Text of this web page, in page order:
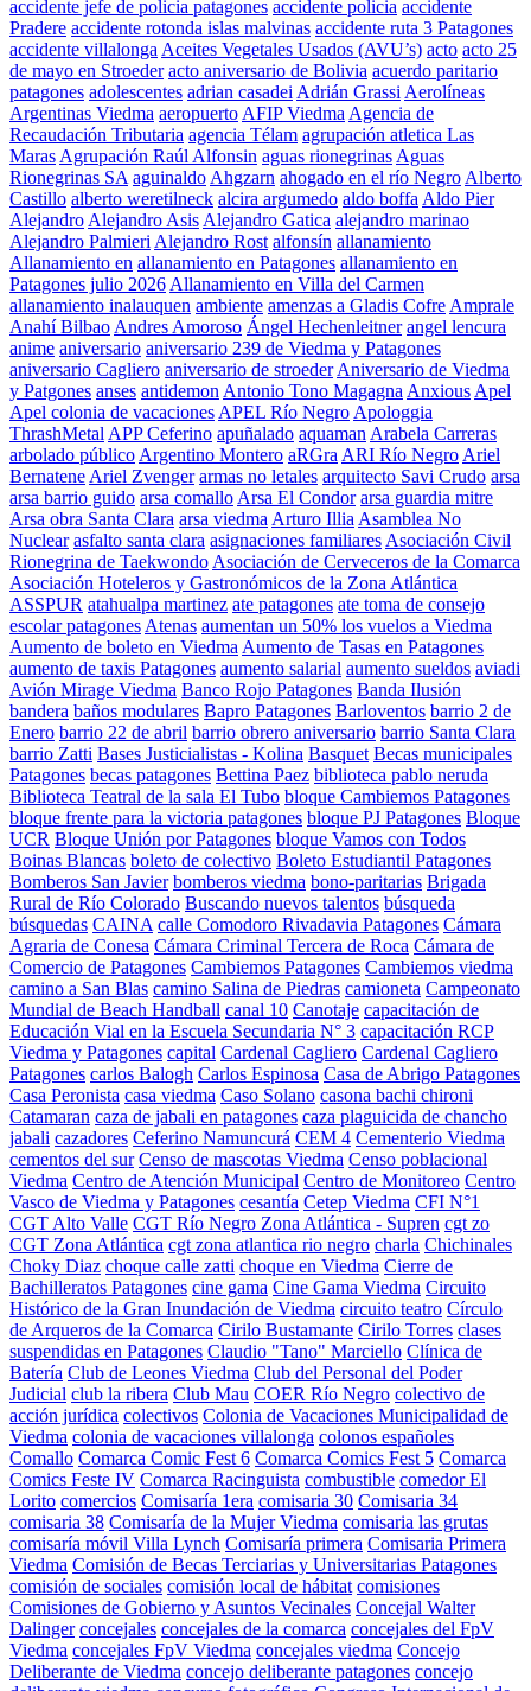
accidente jefe de policia patagones accidente policia accidente
Pradere accidente rotonda islas malvinas accidente ruta 3 Patagones
accidente villalonga Aceites Vegetales Usados (AVU’s) acto acto 25
de mayo en Stroeder acto aniversario de Bolivia acuerdo paritario
patagones adolescentes adrian casadei Adrián Grassi Aerolíneas
Argentinas Viedma aeropuerto AFIP Viedma Agencia de
Recaudación Tributaria agencia Télam agrupación atletica Las
Maras Agrupación Raúl Alfonsin aguas rionegrinas Aguas
Rionegrinas SA aguinaldo Ahgzarn ahogado en el río Negro Alberto
Castillo alberto weretilneck alcira argumedo aldo boffa Aldo Pier
Alejandro Alejandro Asis Alejandro Gatica alejandro marinao
Alejandro Palmieri Alejandro Rost alfonsín allanamiento
Allanamiento en allanamiento en Patagones allanamiento en
Patagones julio 2026 Allanamiento en Villa del Carmen
allanamiento inalauquen ambiente amenzas a Gladis Cofre Amprale
Anahí Bilbao Andres Amoroso Ángel Hechenleitner angel lencura
anime aniversario aniversario 239 de Viedma y Patagones
aniversario Cagliero aniversario de stroeder Aniversario de Viedma
y Patgones anses antidemon Antonio Tono Magagna Anxious Apel
Apel colonia de vacaciones APEL Río Negro Apologgia
ThrashMetal APP Ceferino apuñalado aquaman Arabela Carreras
arbolado público Argentino Montero aRGra ARI Río Negro Ariel
Bernatene Ariel Zvenger armas no letales arquitecto Savi Crudo arsa
arsa barrio guido arsa comallo Arsa El Condor arsa guardia mitre
Arsa obra Santa Clara arsa viedma Arturo Illia Asamblea No
Nuclear asfalto santa clara asignaciones familiares Asociación Civil
Rionegrina de Taekwondo Asociación de Cerveceros de la Comarca
Asociación Hoteleros y Gastronómicos de la Zona Atlántica
ASSPUR atahualpa martinez ate patagones ate toma de consejo
escolar patagones Atenas aumentan un 50% los vuelos a Viedma
Aumento de boleto en Viedma Aumento de Tasas en Patagones
aumento de taxis Patagones aumento salarial aumento sueldos aviadi
Avión Mirage Viedma Banco Rojo Patagones Banda Ilusión
bandera baños modulares Bapro Patagones Barloventos barrio 2 de
Enero barrio 22 de abril barrio obrero aniversario barrio Santa Clara
barrio Zatti Bases Justicialistas - Kolina Basquet Becas municipales
Patagones becas patagones Bettina Paez biblioteca pablo neruda
Biblioteca Teatral de la sala El Tubo bloque Cambiemos Patagones
bloque frente para la victoria patagones bloque PJ Patagones Bloque
UCR Bloque Unión por Patagones bloque Vamos con Todos
Boinas Blancas boleto de colectivo Boleto Estudiantil Patagones
Bomberos San Javier bomberos viedma bono-paritarias Brigada
Rural de Río Colorado Buscando nuevos talentos búsqueda
búsquedas CAINA calle Comodoro Rivadavia Patagones Cámara
Agraria de Conesa Cámara Criminal Tercera de Roca Cámara de
Comercio de Patagones Cambiemos Patagones Cambiemos viedma
camino a San Blas camino Salina de Piedras camioneta Campeonato
Mundial de Beach Handball canal 10 Canotaje capacitación de
Educación Vial en la Escuela Secundaria N° 3 capacitación RCP
Viedma y Patagones capital Cardenal Cagliero Cardenal Cagliero
Patagones carlos Balogh Carlos Espinosa Casa de Abrigo Patagones
Casa Peronista casa viedma Caso Solano casona bachi chironi
Catamaran caza de jabali en patagones caza plaguicida de chancho
jabali cazadores Ceferino Namuncurá CEM 4 Cementerio Viedma
cementos del sur Censo de mascotas Viedma Censo poblacional
Viedma Centro de Atención Municipal Centro de Monitoreo Centro
Vasco de Viedma y Patagones cesantía Cetep Viedma CFI N°1
CGT Alto Valle CGT Río Negro Zona Atlántica - Supren cgt zo
CGT Zona Atlántica cgt zona atlantica rio negro charla Chichinales
Choky Diaz choque calle zatti choque en Viedma Cierre de
Bachilleratos Patagones cine gama Cine Gama Viedma Circuito
Histórico de la Gran Inundación de Viedma circuito teatro Círculo
de Arqueros de la Comarca Cirilo Bustamante Cirilo Torres clases
suspendidas en Patagones Claudio "Tano" Marciello Clínica de
Batería Club de Leones Viedma Club del Personal del Poder
Judicial club la ribera Club Mau COER Río Negro colectivo de
acción jurídica colectivos Colonia de Vacaciones Municipalidad de
Viedma colonia de vacaciones villalonga colonos españoles
Comallo Comarca Comic Fest 6 Comarca Comics Fest 5 Comarca
Comics Feste IV Comarca Racinguista combustible comedor El
Lorito comercios Comisaría 1era comisaria 30 Comisaria 34
comisaria 38 Comisaría de la Mujer Viedma comisaria las grutas
comisaría móvil Villa Lynch Comisaría primera Comisaria Primera
Viedma Comisión de Becas Terciarias y Universitarias Patagones
comisión de sociales comisión local de hábitat comisiones
Comisiones de Gobierno y Asuntos Vecinales Concejal Walter
Dalinger concejales concejales de la comarca concejales del FpV
Viedma concejales FpV Viedma concejales viedma Concejo
Deliberante de Viedma concejo deliberante patagones concejo